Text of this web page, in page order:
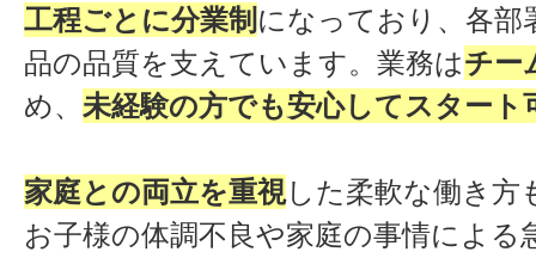
工程ごとに分業制 になっており、各部
品の品質を支えています。業務はチー
め、 未経験の方でも安心してスタート
家庭との両立を重視した柔軟な働き方
お子様の体調不良や家庭の事情による